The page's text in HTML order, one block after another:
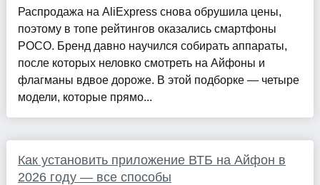
Распродажа на AliExpress снова обрушила цены,
поэтому в топе рейтингов оказались смартфоны
POCO. Бренд давно научился собирать аппараты,
после которых неловко смотреть на Айфоны и
флагманы вдвое дороже. В этой подборке — четыре
модели, которые прямо...
Как установить приложение ВТБ на Айфон в
2026 году — все способы